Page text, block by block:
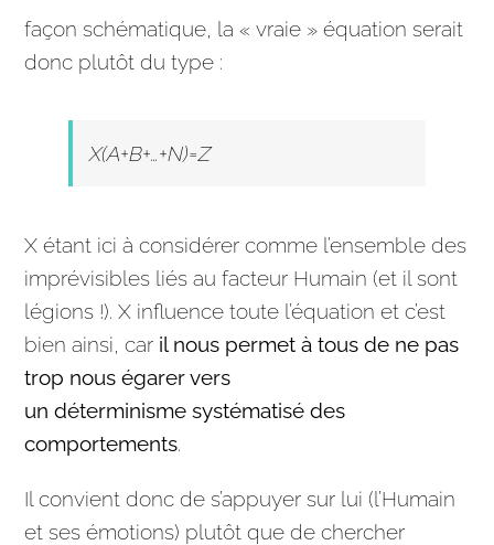
façon schématique, la « vraie » équation serait
donc plutôt du type :
X(A+B+…+N)=Z
X étant ici à considérer comme l’ensemble des
imprévisibles liés au facteur Humain (et il sont
légions !). X influence toute l’équation et c’est
bien ainsi, car il nous permet à tous de ne pas
trop nous égarer vers
un déterminisme systématisé des
comportements.
Il convient donc de s’appuyer sur lui (l’Humain
et ses émotions) plutôt que de chercher